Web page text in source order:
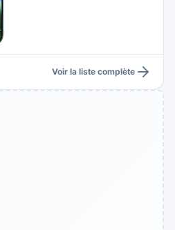
Voir la liste complète